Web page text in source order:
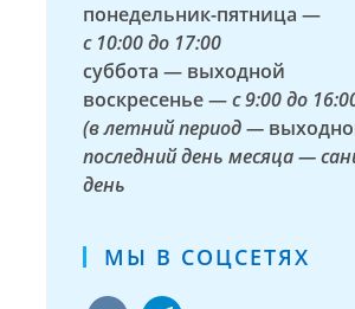
понедельник-пятница —
с 10:00 до 17:00
суббота — выходной
воскресенье —с 9:00 до
(в летний период —
последний день месяца —
день
МЫ В СОЦСЕТЯХ